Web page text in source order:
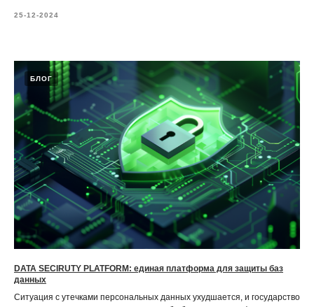
25-12-2024
БЛОГ
DATA SECIRUTY PLATFORM: единая платформа для защиты баз
данных
Ситуация с утечками персональных данных ухудшается, и государство